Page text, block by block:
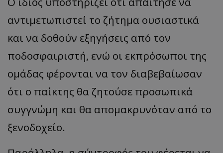
αντιμετωπιστεί το ζήτημα ουσιαστικά
και να δοθούν εξηγήσεις από τον
ποδοσφαιριστή, ενώ οι εκπρόσωποι της
ομάδας φέρονται να τον διαβεβαίωσαν
ότι ο παίκτης θα ζητούσε προσωπικά
συγγνώμη και θα απομακρυνόταν από το
ξενοδοχείο.